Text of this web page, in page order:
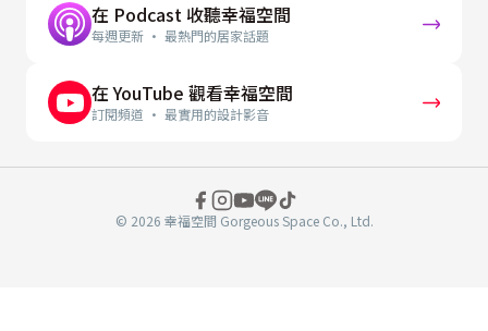
在 Podcast 收聽幸福空間
每週更新 · 最熱門的居家話題
在 YouTube 觀看幸福空間
訂閱頻道 · 最實用的設計影音
© 2026 幸福空間 Gorgeous Space Co., Ltd.